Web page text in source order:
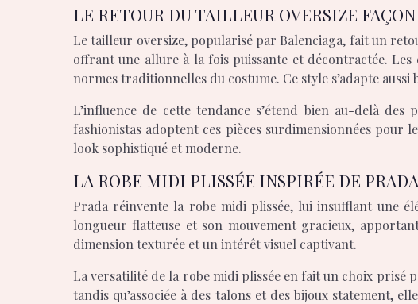
LE RETOUR DU TAILLEUR OVERSIZE
Le tailleur oversize, popularisé par Balenciaga, fait un
offrant une allure à la fois puissante et décontractée.
normes traditionnelles du costume. Ce style s’adapte
L’influence de cette tendance s’étend bien au-delà
fashionistas adoptent ces pièces surdimensionnées pour
look sophistiqué et moderne.
LA ROBE MIDI PLISSÉE INSPIRÉE DE PRADA
Prada réinvente la robe midi plissée, lui insufflant une
longueur flatteuse et son mouvement gracieux,
dimension texturée et un intérêt visuel captivant.
La versatilité de la robe midi plissée en fait un choix prisé
tandis qu’associée à des talons et des bijoux statement,